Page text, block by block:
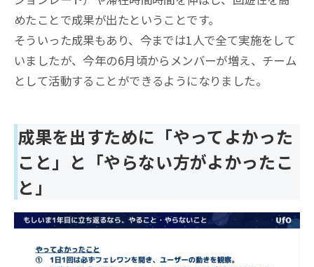
めたことで成果が出たということです。
そういった成果もあり、今までは1人で全て実施をして
いましたが、今年の6月頃からメンバーが増え、チーム
として活動することができるようになりました。
成果を出すために「やってよかった
こと」と「やらない方がよかったこ
と」